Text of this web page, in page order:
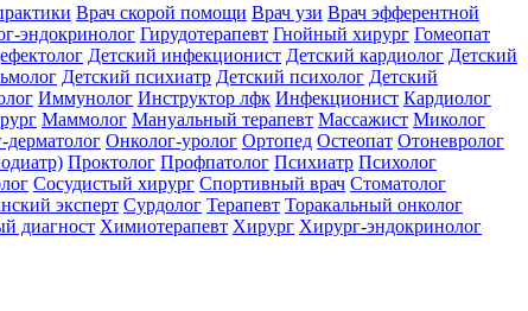
Врач скорой помощи Врач узи Врач эфферентной
эндокринолог Гирудотерапевт Гнойный хирург Гомеопат
Детский инфекционист Детский кардиолог Детский
Детский психиатр Детский психолог Детский
Иммунолог Инструктор лфк Инфекционист Кардиолог
Маммолог Мануальный терапевт Массажист Миколог
дерматолог Онколог-уролог Ортопед Остеопат Отоневролог
Проктолог Профпатолог Психиатр Психолог
Сосудистый хирург Спортивный врач Стоматолог
эксперт Сурдолог Терапевт Торакальный онколог
диагност Химиотерапевт Хирург Хирург-эндокринолог